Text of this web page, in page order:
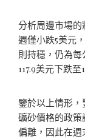
分析周邊市場
週僅小跌5美元
則持穩，仍為
117.9美元下跌至
鑒於以上情形
礦砂價格的政
偏離，因此在